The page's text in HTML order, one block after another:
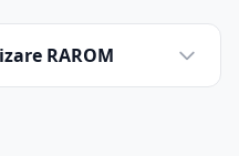
RAROM